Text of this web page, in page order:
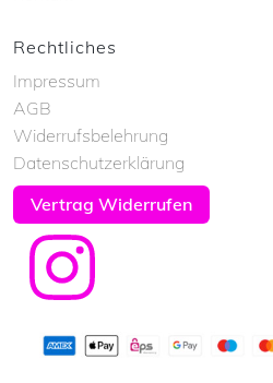
Rechtliches
Impressum
AGB
Widerrufsbelehrung
Datenschutzerklärung
Vertrag Widerrufen